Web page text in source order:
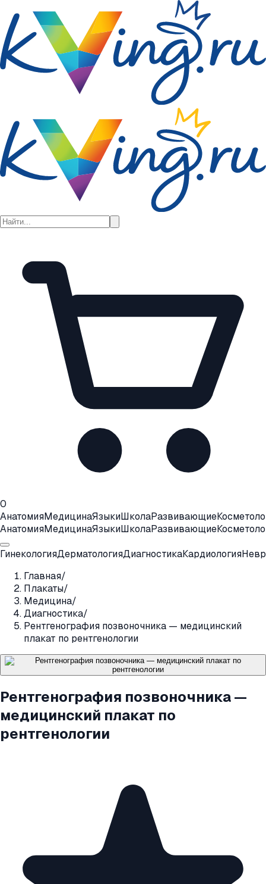
0
АнатомияМедицинаЯзыкиШколаРазвивающие
АнатомияМедицинаЯзыкиШколаРазвивающие
ГинекологияДерматологияДиагностикаКардиология
Главная/
Плакаты/
Медицина/
Диагностика/
Рентгенография позвоночника — медицинский
плакат по рентгенологии
Рентгенография позвоночника —
медицинский плакат по
рентгенологии